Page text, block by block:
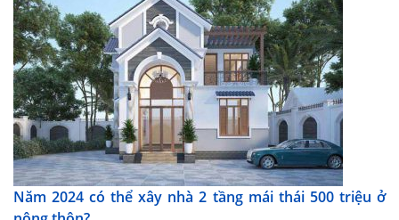
Năm 2024 có thể xây nhà 2 tầng mái thái 500 triệu ở